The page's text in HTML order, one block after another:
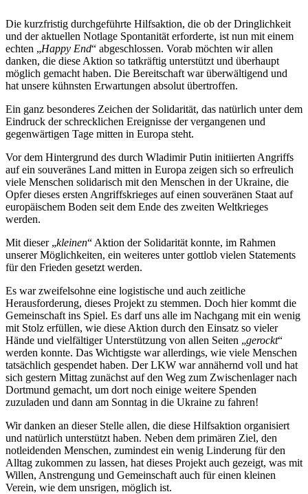
Die kurzfristig durchgeführte Hilfsaktion, die ob der Dringlichkeit
und der aktuellen Notlage Spontanität erforderte, ist nun mit einem
echten „Happy End“ abgeschlossen. Vorab möchten wir allen
danken, die diese Aktion so tatkräftig unterstützt und überhaupt
möglich gemacht haben. Die Bereitschaft war überwältigend und
hat unsere kühnsten Erwartungen absolut übertroffen.
Ein ganz besonderes Zeichen der Solidarität, das natürlich unter dem
Eindruck der schrecklichen Ereignisse der vergangenen und
gegenwärtigen Tage mitten in Europa steht.
Vor dem Hintergrund des durch Wladimir Putin initiierten Angriffs
auf ein souveränes Land mitten in Europa zeigen sich so erfreulich
viele Menschen solidarisch mit den Menschen in der Ukraine, die
Opfer dieses ersten Angriffskrieges auf einen souveränen Staat auf
europäischem Boden seit dem Ende des zweiten Weltkrieges
werden.
Mit dieser „kleinen“ Aktion der Solidarität konnte, im Rahmen
unserer Möglichkeiten, ein weiteres unter gottlob vielen Statements
für den Frieden gesetzt werden.
Es war zweifelsohne eine logistische und auch zeitliche
Herausforderung, dieses Projekt zu stemmen. Doch hier kommt die
Gemeinschaft ins Spiel. Es darf uns alle im Nachgang mit ein wenig
mit Stolz erfüllen, wie diese Aktion durch den Einsatz so vieler
Hände und vielfältiger Unterstützung von allen Seiten „gerockt“
werden konnte. Das Wichtigste war allerdings, wie viele Menschen
tatsächlich gespendet haben. Der LKW war annähernd voll und hat
sich gestern Mittag zunächst auf den Weg zum Zwischenlager nach
Dortmund gemacht, um dort noch einige weitere Spenden
zuzuladen und dann am Sonntag in die Ukraine zu fahren!
Wir danken an dieser Stelle allen, die diese Hilfsaktion organisiert
und natürlich unterstützt haben. Neben dem primären Ziel, den
notleidenden Menschen, zumindest ein wenig Linderung für den
Alltag zukommen zu lassen, hat dieses Projekt auch gezeigt, was mit
Willen, Anstrengung und Gemeinschaft auch für einen kleinen
Verein, wie dem unsrigen, möglich ist.